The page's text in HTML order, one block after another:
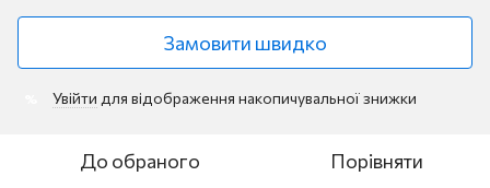
Замовити швидко
Увійти для відображення накопичувальної знижки
До обраного Порівняти